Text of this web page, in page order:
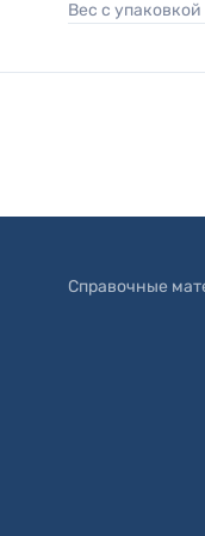
Вес с упаковкой
Справочные